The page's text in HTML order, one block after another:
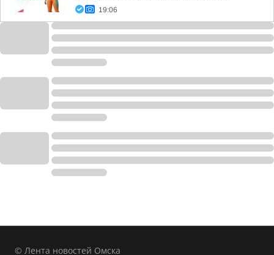
19:06
© Лента новостей Омска